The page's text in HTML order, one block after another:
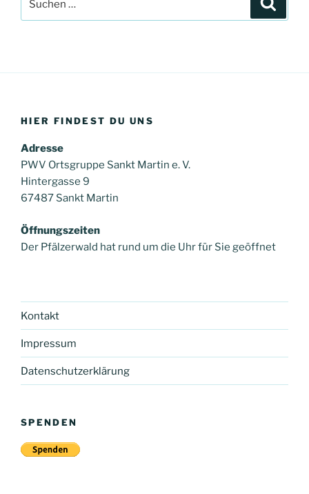
nach:
HIER FINDEST DU UNS
Adresse
PWV Ortsgruppe Sankt Martin e. V.
Hintergasse 9
67487 Sankt Martin
Öffnungszeiten
Der Pfälzerwald hat rund um die Uhr für Sie geöffnet
Kontakt
Impressum
Datenschutzerklärung
SPENDEN